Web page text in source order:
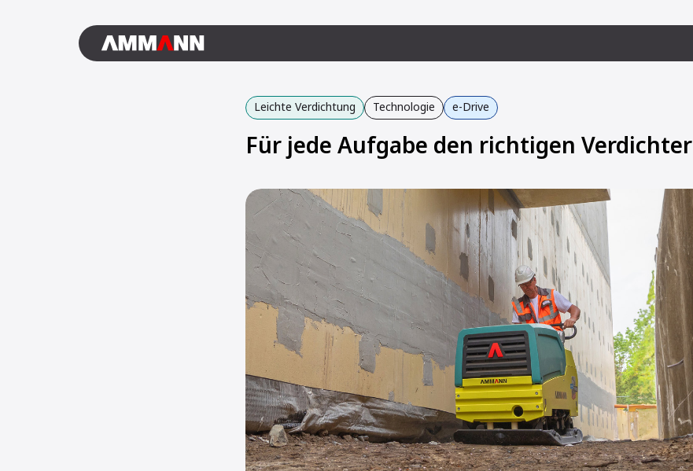
Leichte Verdichtung Technologie e-Drive
Für jede Aufgabe den richtigen Verdichter